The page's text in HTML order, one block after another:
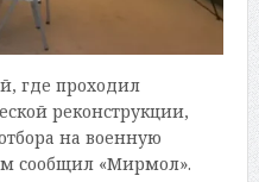
где проходил
реконструкции,
на военную
сообщил «Мирмол».